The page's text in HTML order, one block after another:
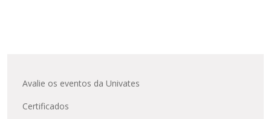
Avalie os eventos da Univates
Certificados